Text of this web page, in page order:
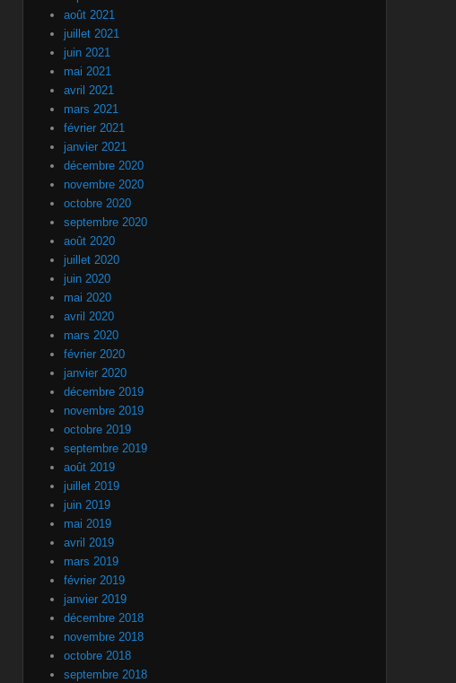
août 2021
juillet 2021
juin 2021
mai 2021
avril 2021
mars 2021
février 2021
janvier 2021
décembre 2020
novembre 2020
octobre 2020
septembre 2020
août 2020
juillet 2020
juin 2020
mai 2020
avril 2020
mars 2020
février 2020
janvier 2020
décembre 2019
novembre 2019
octobre 2019
septembre 2019
août 2019
juillet 2019
juin 2019
mai 2019
avril 2019
mars 2019
février 2019
janvier 2019
décembre 2018
novembre 2018
octobre 2018
septembre 2018